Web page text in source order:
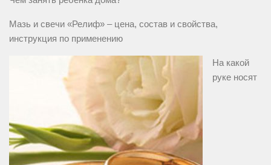
Мазь и свечи «Релиф» – цена, состав и свойства,
инструкция по применению
На какой
руке носят